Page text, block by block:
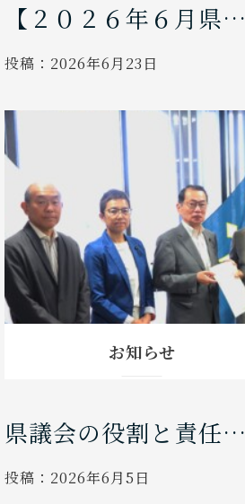
【２０２６年６月県…
投稿： 2026年6月23日
お知らせ
県議会の役割と責任…
投稿： 2026年6月5日